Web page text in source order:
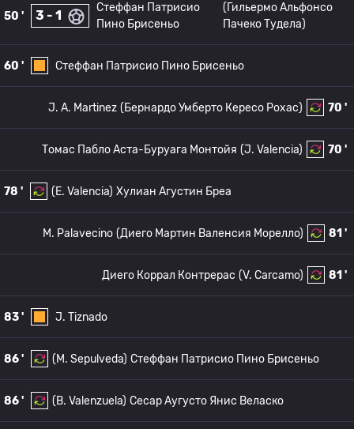
50 ' 3 - 1
Стеффан Патрисио
Пино Брисеньо
(Гильермо Альфонсо
Пачеко Тудела)
60 ' Стеффан Патрисио Пино Брисеньо
70 '
(Бернардо Умберто Кересо Рохас)
J. A. Martinez
70 '
(J. Valencia)
Томас Пабло Аста-Буруага Монтойя
78 ' (E. Valencia) Хулиан Агустин Бреа
81 '
(Диего Мартин Валенсия Морелло)
M. Palavecino
81 '
(V. Carcamo)
Диего Коррал Контрерас
83 ' J. Tiznado
86 ' (M. Sepulveda) Стеффан Патрисио Пино Брисеньо
86 ' (B. Valenzuela) Сесар Аугусто Янис Веласко